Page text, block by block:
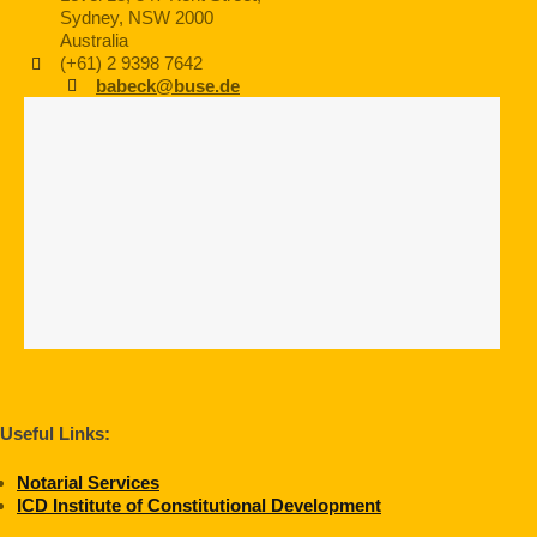
Sydney, NSW 2000
Australia
(+61) 2 9398 7642
babeck@buse.de
Useful Links:
Notarial Services
ICD Institute of Constitutional Development